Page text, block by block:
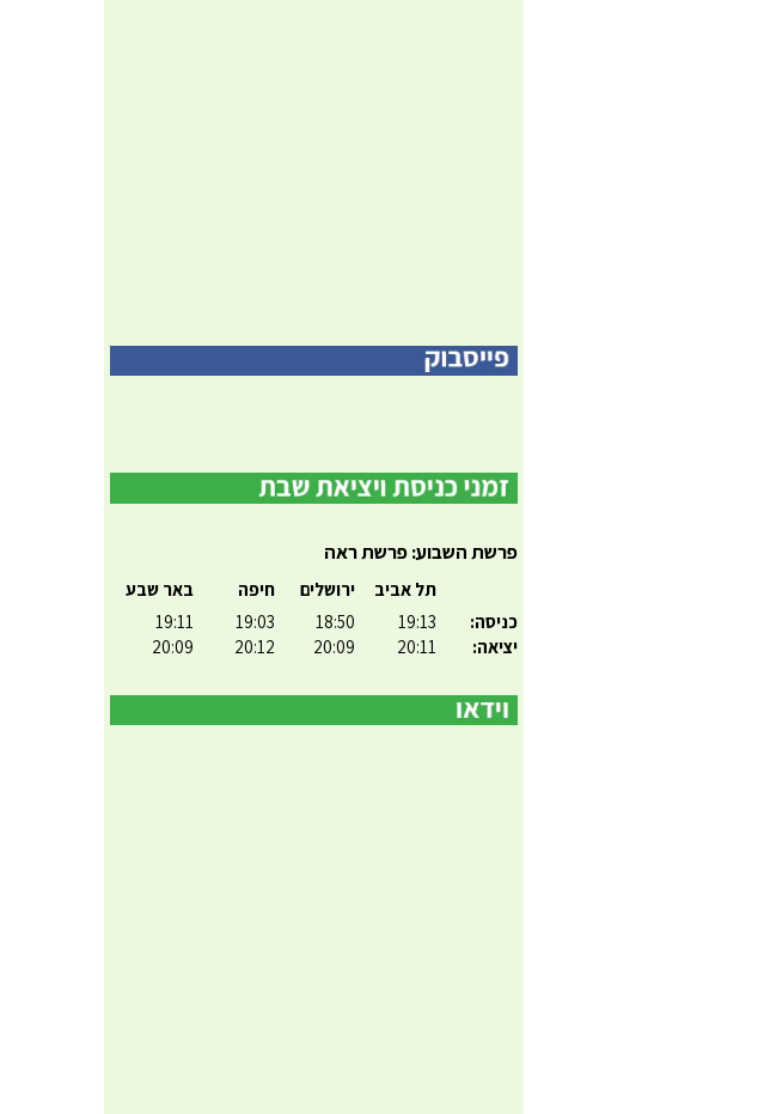
פרשת השבוע: פרשת ראה
כניסה:
יציאה:
תל אביב
19:13
20:11
ירושלים
18:50
20:09
חיפה
19:03
20:12
באר שבע
19:11
20:09